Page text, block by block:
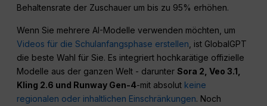
Behaltensrate der Zuschauer um bis zu 95% erhöhen.
Wenn Sie mehrere AI-Modelle verwenden möchten, um
Videos für die Schulanfangsphase erstellen , ist GlobalGPT
die beste Wahl für Sie. Es integriert hochkarätige offizielle
Modelle aus der ganzen Welt - darunterSora 2, Veo 3.1,
Kling 2.6 und Runway Gen-4-mit absolut keine
regionalen oder inhaltlichen Einschränkungen. Noch